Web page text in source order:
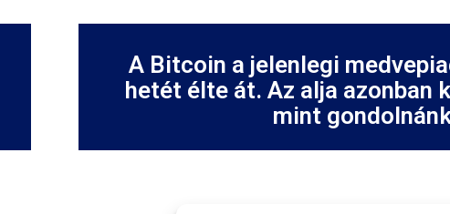
A Bitcoin a jelenlegi
hetét élte át. Az alja azonban
mint